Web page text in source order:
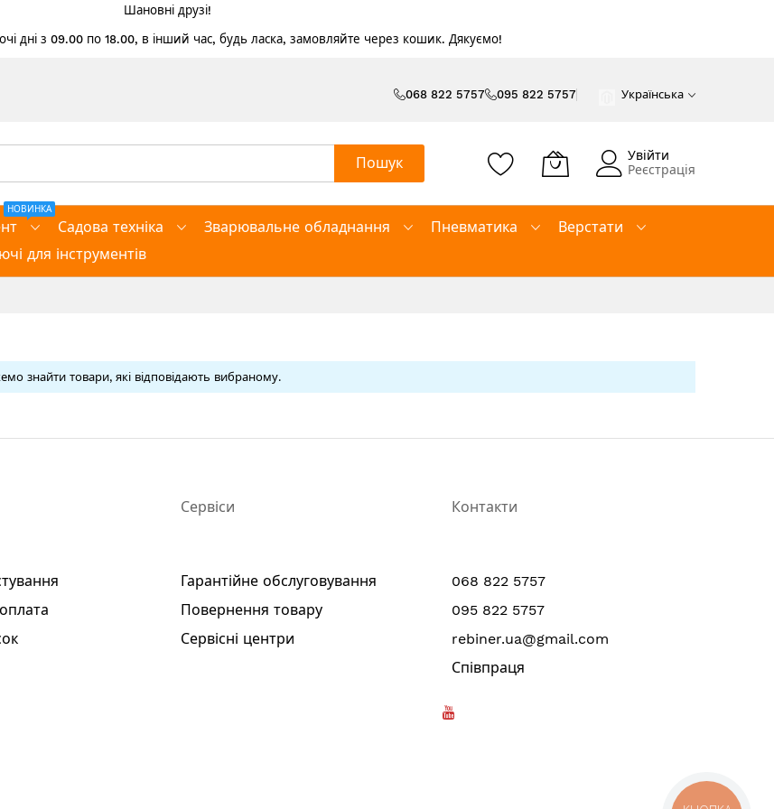
Шановні друзі!
дні з 09.00 по 18.00, в інший час, будь ласка, замовляйте через кошик. Дякуємо!
068 822 5757 095 822 5757 Українська
Пошук
Увійти
Реєстрація
НОВИНКА
Садова техніка Зварювальне обладнання Пневматика
Верстати
для інструментів
знайти товари, які відповідають вибраному.
Сервіси
Гарантійне обслуговування
Повернення товару
Сервісні центри
Контакти
068 822 5757
095 822 5757
rebiner.ua@gmail.com
Співпраця